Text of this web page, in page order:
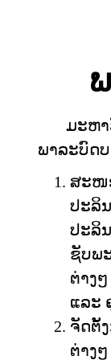
ມະຫາວິ
ພາລະບົດ
ສະໜ
ປະລິ
ປະລິ
ຊັບພ
ຕ່າງ
ແລະ
ຈັດຕັ້
ຕ່າງ